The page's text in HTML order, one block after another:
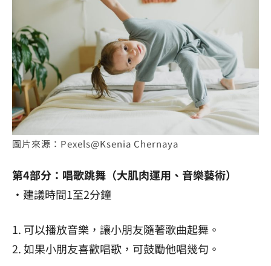
圖片來源：Pexels@Ksenia Chernaya
第4部分：唱歌跳舞（大肌肉運用、音樂藝術）
・建議時間1至2分鐘
1. 可以播放音樂，讓小朋友隨著歌曲起舞。
2. 如果小朋友喜歡唱歌，可鼓勵他唱幾句。